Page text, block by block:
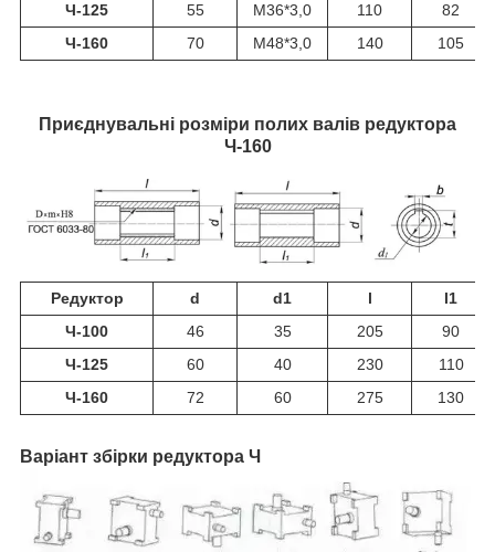
Ч-125
55 М36*3,0 110
82
Ч-160
70 М48*3,0 140 105
Приєднувальні розміри полих валів редуктора
Ч-160
Редуктор d d1 l
l1
Ч-100
46 35 205
90
Ч-125
60 40 230
110
Ч-160
72 60 275 130
Варіант збірки редуктора Ч